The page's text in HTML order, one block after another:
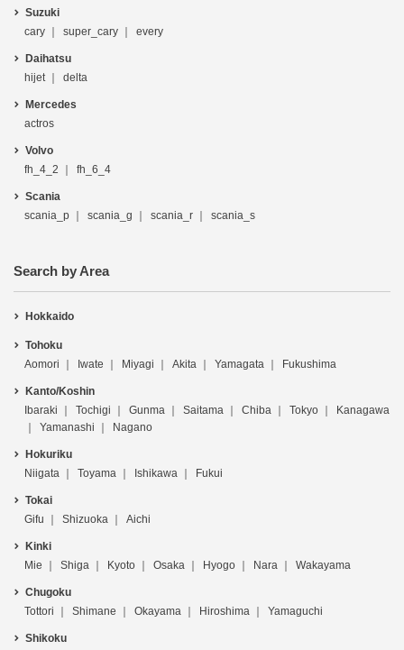
Suzuki
cary
super_cary every
Daihatsu
hijet
delta
Mercedes
actros
Volvo
fh_4_2
fh_6_4
Scania
scania_p
scania_g scania_r scania_s
Search by Area
Hokkaido
Tohoku
Aomori
Iwate Miyagi Akita Yamagata Fukushima
Kanto/Koshin
Ibaraki
Tochigi Gunma Saitama Chiba Tokyo
Kanagawa
Yamanashi
Nagano
Hokuriku
Niigata
Toyama Ishikawa Fukui
Tokai
Gifu
Shizuoka Aichi
Kinki
Mie
Shiga Kyoto Osaka Hyogo Nara Wakayama
Chugoku
Tottori
Shimane Okayama Hiroshima Yamaguchi
Shikoku